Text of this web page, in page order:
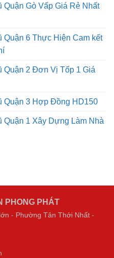
Gò Vấp Giá Rẻ Nhất
6 Thực Hiện Cam kết
2 Đơn Vị Tốp 1 Giá
Quận 3 Hợp Đồng HD150
1 Xây Dựng Làm Nhà
PHONG PHÁT
- Phường Tân Thới Nhất -